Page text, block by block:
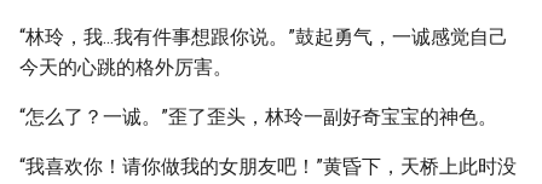
“林玲，我...我有件事想跟你说。”鼓起勇气，一诚感觉自己
今天的心跳的格外厉害。
“怎么了？一诚。”歪了歪头，林玲一副好奇宝宝的神色。
“我喜欢你！请你做我的女朋友吧！”黄昏下，天桥上此时没